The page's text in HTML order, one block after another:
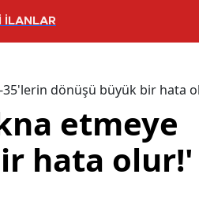
İLANLAR
35'lerin dönüşü büyük bir hata
etmeye
hata olur!'